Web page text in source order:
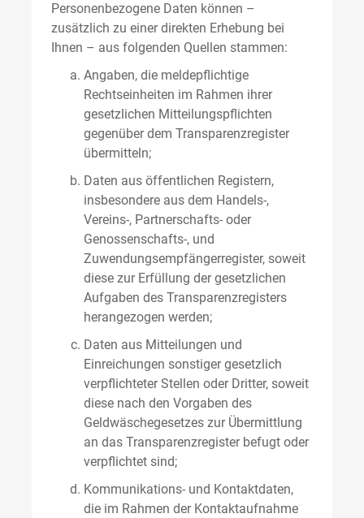
Personenbezogene Daten können –
zusätzlich zu einer direkten Erhebung bei
Ihnen – aus folgenden Quellen stammen:
Angaben, die meldepflichtige
Rechtseinheiten im Rahmen ihrer
gesetzlichen Mitteilungspflichten
gegenüber dem Transparenzregister
übermitteln;
Daten aus öffentlichen Registern,
insbesondere aus dem Handels-,
Vereins-, Partnerschafts- oder
Genossenschafts-, und
Zuwendungsempfängerregister, soweit
diese zur Erfüllung der gesetzlichen
Aufgaben des Transparenzregisters
herangezogen werden;
Daten aus Mitteilungen und
Einreichungen sonstiger gesetzlich
verpflichteter Stellen oder Dritter, soweit
diese nach den Vorgaben des
Geldwäschegesetzes zur Übermittlung
an das Transparenzregister befugt oder
verpflichtet sind;
Kommunikations- und Kontaktdaten,
die im Rahmen der Kontaktaufnahme